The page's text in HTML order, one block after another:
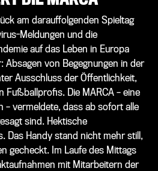
am darauffolgenden Spieltag
Meldungen und die
auf das Leben in Europa
Absagen von Begegnungen in der
Ausschluss der Öffentlichkeit,
Fußballprofis. Die MARCA – eine
– vermeldete, dass ab sofort alle
sind. Hektische
Das Handy stand nicht mehr still,
gecheckt. Im Laufe des Mittags
mit Mitarbeitern der